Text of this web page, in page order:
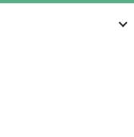
墓-永代供養墓版